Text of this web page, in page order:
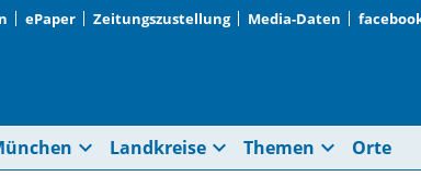
ePaper Zeitungszustellung Media-Daten
expand_more Landkreise expand_more Themen expand_more Orte